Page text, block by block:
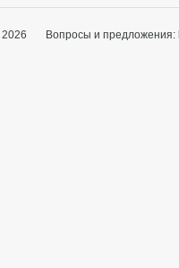
2026 Вопросы и предложения: